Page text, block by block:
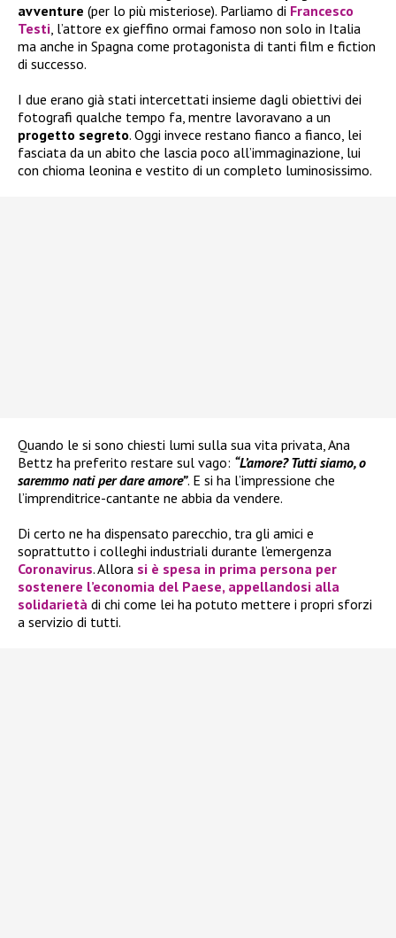
avventure (per lo più misteriose). Parliamo di Francesco
Testi, l’attore ex gieffino ormai famoso non solo in Italia
ma anche in Spagna come protagonista di tanti film e fiction
di successo.
I due erano già stati intercettati insieme dagli obiettivi dei
fotografi qualche tempo fa, mentre lavoravano a un
progetto segreto. Oggi invece restano fianco a fianco, lei
fasciata da un abito che lascia poco all’immaginazione, lui
con chioma leonina e vestito di un completo luminosissimo.
Quando le si sono chiesti lumi sulla sua vita privata, Ana
Bettz ha preferito restare sul vago: “L’amore? Tutti siamo, o
saremmo nati per dare amore”. E si ha l’impressione che
l’imprenditrice-cantante ne abbia da vendere.
Di certo ne ha dispensato parecchio, tra gli amici e
soprattutto i colleghi industriali durante l’emergenza
Coronavirus. Allora si è spesa in prima persona per
sostenere l’economia del Paese, appellandosi alla
solidarietà di chi come lei ha potuto mettere i propri sforzi
a servizio di tutti.